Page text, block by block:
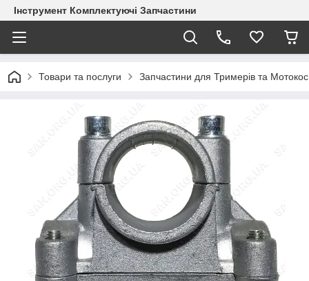
Інструмент Комплектуючі Запчастини
Товари та послуги Запчастини для Тримерів та Мотокос